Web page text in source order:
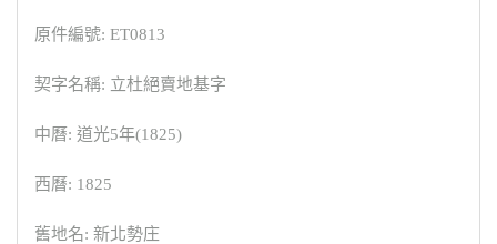
原件編號: ET0813
契字名稱: 立杜絕賣地基字
中曆: 道光5年(1825)
西曆: 1825
舊地名: 新北勢庄